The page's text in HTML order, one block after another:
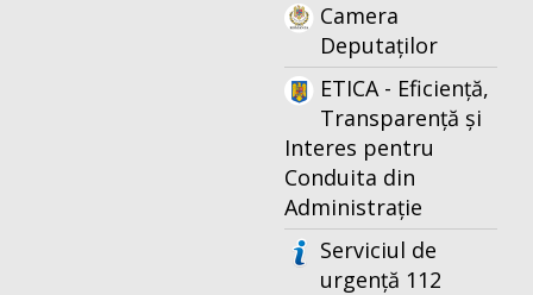
Camera
Deputaților
ETICA - Eficiență,
Transparență și
Interes pentru
Conduita din
Administrație
Serviciul de
urgență 112